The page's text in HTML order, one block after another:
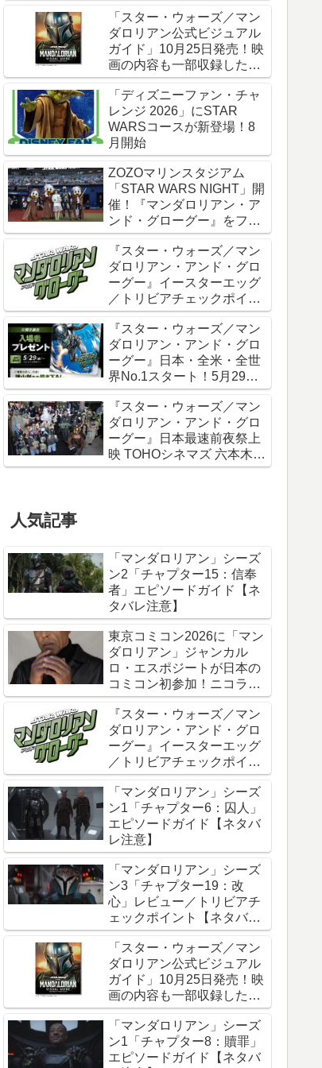
時全話一挙配信
「スター・ウォーズ／マン
ダロリアン公式ビジュアル
ガイド」10月25日発売！映
画の内容も一部収録した邦
訳版
「ディズニーファン・チャ
レンジ 2026」にSTAR
WARSコースが新登場！8
月開始
ZOZOマリンスタジアム
「STAR WARS NIGHT」開
催！『マンダロリアン・ア
ンド・グローグー』をフィ
ーチャー
『スター・ウォーズ／マン
ダロリアン・アンド・グロ
ーグー』イースターエッグ
／トリビアチェックポイン
ト総まとめ【ネタバレ注
意】
『スター・ウォーズ／マン
ダロリアン・アンド・グロ
ーグー』日本・全米・全世
界No.1スタート！5月29日
から諫山創描き下ろしポス
ター＆IMAXポスターが特典
に
『スター・ウォーズ／マン
ダロリアン・アンド・グロ
ーグー』日本最速前夜祭上
映 TOHOシネマズ 六本木ヒ
ルズ リポート！
人気記事
「マンダロリアン」シーズ
ン2「チャプター15：信奉
者」エピソードガイド【ネ
タバレ注意】
東京コミコン2026に「マン
ダロリアン」ジャンカル
ロ・エスポジートが日本の
コミコン初参加！ニコラ
ス・ケイジと共に来日
『スター・ウォーズ／マン
ダロリアン・アンド・グロ
ーグー』イースターエッグ
／トリビアチェックポイン
ト総まとめ【ネタバレ注
意】
「マンダロリアン」シーズ
ン1「チャプター6：囚人」
エピソードガイド【ネタバ
レ注意】
「マンダロリアン」シーズ
ン3「チャプター19：改
心」レビュー／トリビアチ
ェックポイント【ネタバレ
注意】
「スター・ウォーズ／マン
ダロリアン公式ビジュアル
ガイド」10月25日発売！映
画の内容も一部収録した邦
訳版
「マンダロリアン」シーズ
ン1「チャプター8：贖罪」
エピソードガイド【ネタバ